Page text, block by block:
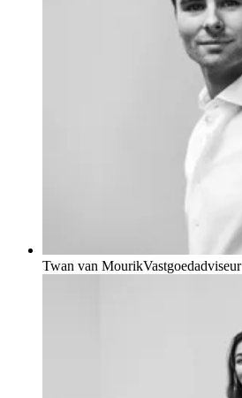
Twan van MourikVastgoedadviseur